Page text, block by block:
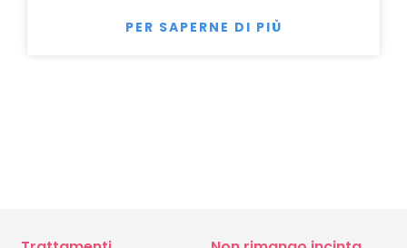
PER SAPERNE DI PIÙ